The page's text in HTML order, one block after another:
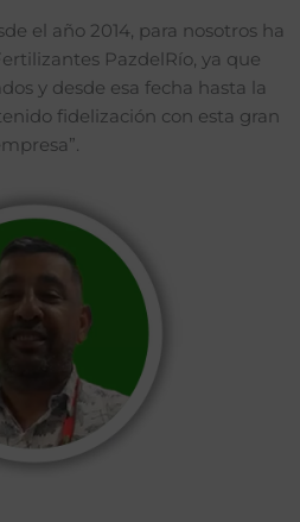
el año 2014, para nosotros ha
PazdelRío, ya que
y desde esa fecha hasta la
fidelización con esta gran